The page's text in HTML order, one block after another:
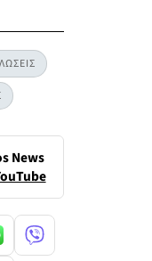
News